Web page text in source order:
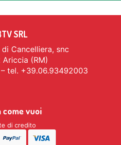
SRL
Cancelliera, snc
Ariccia (RM)
– tel. +39.06.93492003
come vuoi
di credito